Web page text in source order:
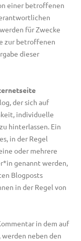
einer betroffenen
für Zwecke
zur betroffenen
dieser
der sich auf
individuelle
hinterlassen. Ein
in der Regel
oder mehrere
genannt werden,
Blogposts
in der Regel von
in dem auf
neben den